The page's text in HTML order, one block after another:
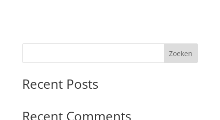
Zoeken
Recent Posts
Recent Comments